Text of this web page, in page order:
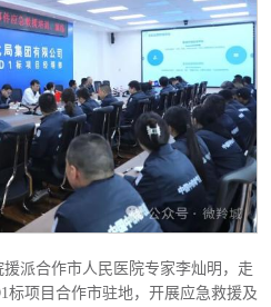
派合作市人民医院专家李灿明，走
标项目合作市驻地，开展应急救援及